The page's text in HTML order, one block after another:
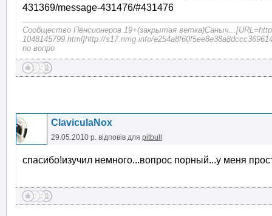
431369/message-431476/#431476
Сообщество Пенсионеров 19+(закрытая
1048145799.html]http://s17.rimg.info/
по вопро
ClaviculaNox
29.05.2010 р. відповів для pitbull
спасибо!изучил немного...вопрос порный...у меня